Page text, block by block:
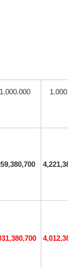
1.000.000